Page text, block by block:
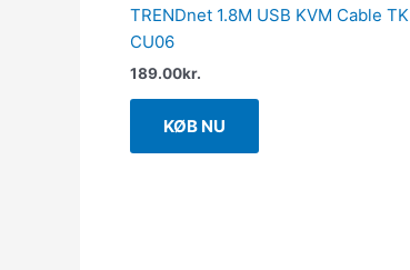
TRENDnet 1.8M USB KVM Cable TK
CU06
189.00kr.
KØB NU